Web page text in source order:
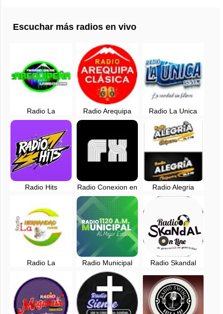
Escuchar más radios en vivo
Radio La
Arequipeña en vivo
Radio Arequipa
Clasica en vivo
Radio La Unica
Arequipa en vivo -
95.5 FM - Perú
Radio Hits
Radio Conexion en
vivo - 102.9 FM -
Arequipa
Radio Alegria
Chaparra, Caraveli
Radio La
- Arequipa, Perú
Radio Municipal
1120 AM Al mejor
estilo - Arequipa
Radio Skandal